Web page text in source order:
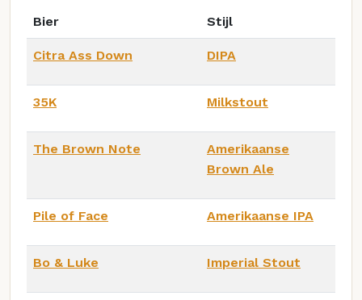
Bier Stijl
Citra Ass Down DIPA
35K Milkstout
The Brown Note
Amerikaanse
Brown Ale
Pile of Face Amerikaanse IPA
Bo & Luke Imperial Stout